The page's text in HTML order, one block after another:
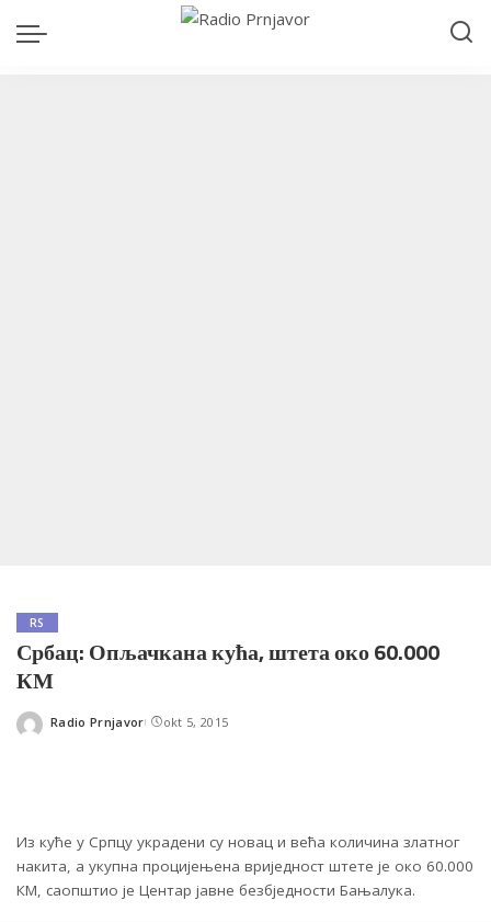
RS
Србац: Опљачкана кућа, штета око 60.000
КМ
Posted
Radio Prnjavor okt 5, 2015
Из куће у Српцу украдени су новац и већа количина златног
накита, а укупна процијењена вриједност штете је око 60.000
КМ, саопштио је Центар јавне безбједности Бањалука.